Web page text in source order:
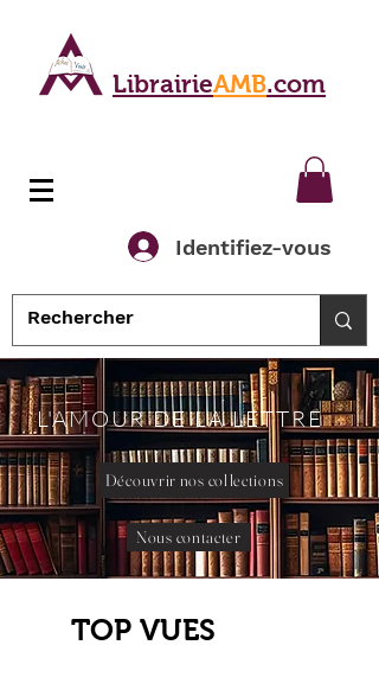
LibrairieAMB.com
Identifiez-vous
L'AMOUR DE LA LETTRE
Découvrir nos collections
Nous contacter
TOP VUES